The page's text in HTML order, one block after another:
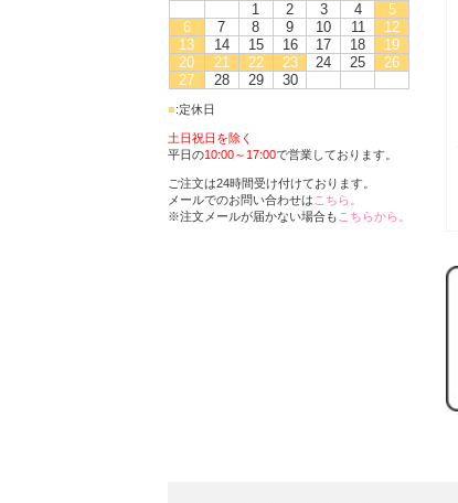
1
2 3 4
5
6
7 8 9 10 11
12
13
14 15 16 17 18
19
20
21 22 23 24 25
26
27
28 29 30
■:定休日
土日祝日を除く
平日の10:00～17:00で営業しております。
ご注文は24時間受け付けております。
メールでのお問い合わせは こちら。
※注文メールが届かない場合も こちらから。